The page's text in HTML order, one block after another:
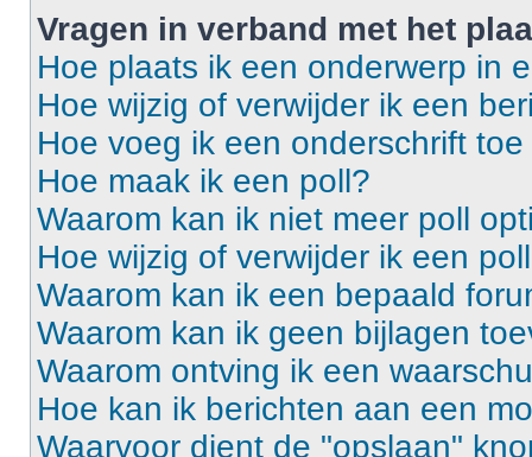
Vragen in verband met het
Hoe plaats ik een onderwerp in
Hoe wijzig of verwijder ik een
Hoe voeg ik een onderschrift
Hoe maak ik een poll?
Waarom kan ik niet meer poll
Hoe wijzig of verwijder ik een
Waarom kan ik een bepaald
Waarom kan ik geen bijlagen
Waarom ontving ik een
Hoe kan ik berichten aan een
Waarvoor dient de "opslaan"